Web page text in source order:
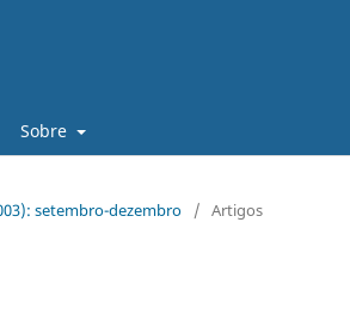
Sobre
setembro-dezembro / Artigos